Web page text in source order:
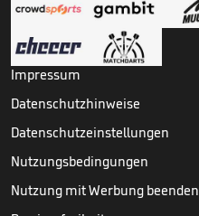
Impressum
Datenschutzhinweise
Datenschutzeinstellungen
Nutzungsbedingungen
Nutzung mit Werbung beenden